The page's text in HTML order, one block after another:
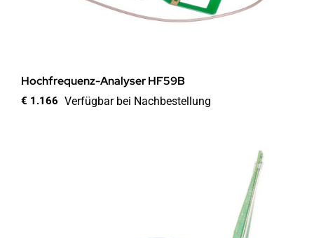
Hochfrequenz-Analyser HF59B
€ 1.166 Verfügbar bei Nachbestellung